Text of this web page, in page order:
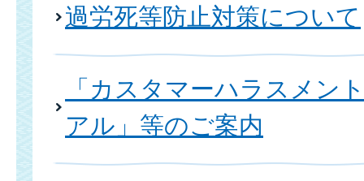
過労死等防止対策について
「カスタマーハラスメン
アル」等のご案内